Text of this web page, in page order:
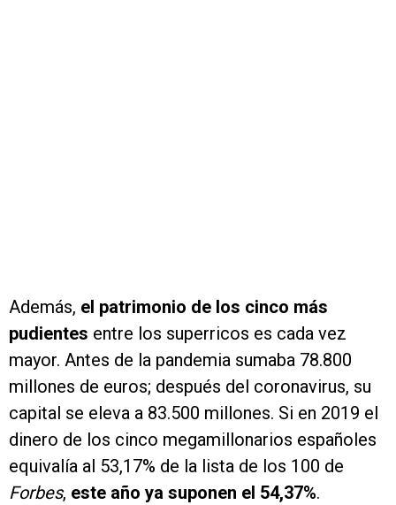
Además, el patrimonio de los cinco más
pudientes entre los superricos es cada vez
mayor. Antes de la pandemia sumaba 78.800
millones de euros; después del coronavirus, su
capital se eleva a 83.500 millones. Si en 2019 el
dinero de los cinco megamillonarios españoles
equivalía al 53,17% de la lista de los 100 de
Forbes, este año ya suponen el 54,37%.